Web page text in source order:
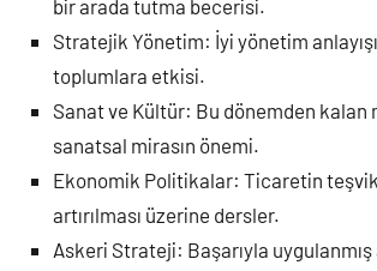
bir arada tutma becerisi.
Stratejik Yönetim: İyi yönetim
toplumlara etkisi.
Sanat ve Kültür: Bu dönemden kalan
sanatsal mirasın önemi.
Ekonomik Politikalar: Ticaretin
artırılması üzerine dersler.
Askeri Strateji: Başarıyla